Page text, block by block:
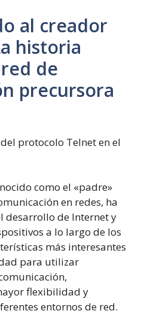
al creador
historia
de
precursora
protocolo Telnet en el
como el «padre»
en redes, ha
desarrollo de Internet y
a lo largo de los
más interesantes
para utilizar
flexibilidad y
entornos de red.